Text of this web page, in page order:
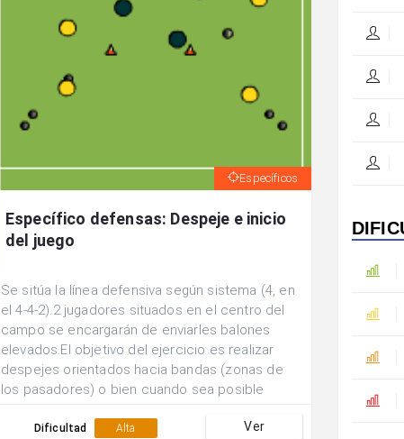
Específicos
Específico defensas: Despeje e inicio
del juego
Se sitúa la línea defensiva según sistema (4, en
el 4-4-2).2 jugadores situados en el centro del
campo se encargarán de enviarles balones
elevados.El objetivo del ejercicio es realizar
despejes orientados hacia bandas (zonas de
los pasadores) o bien cuando sea posible
pasadores.2 Defensores tratarán de evitar que
Dificultad Alta Ver